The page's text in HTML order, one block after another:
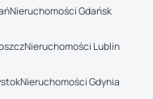
Nieruchomości Gdańsk
Nieruchomości Lublin
Nieruchomości Gdynia